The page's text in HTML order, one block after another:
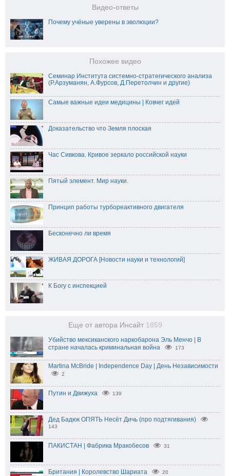
Видео-ответы
Почему учёные уверены в эволюции?
Похожее видео
Семинар Института системно-стратегического анализа
(Р.Арзуманян, А.Фурсов, Д.Перетолчин и другие)
Самые важные идеи медицины | Ковчег идей
Доказательство что Земля плоская
Час Сивкова. Кривое зеркало российской науки
Пятый элемент. Мир науки.
Принцип работы турбореактивного двигателя
Бесконечно ли время
ЖИВАЯ ДОРОГА [Новости науки и технологий]
К Богу с инспекцией
Еще от автора Инсайт 1859
Убийство мексиканского наркобарона Эль Менчо | В
стране началась криминальная война
173
Martina McBride | Independence Day | День Независимости
2
Путин и Движуха 139
Дед Бадюк ОПЯТЬ Несёт Дичь (про подтягивания)
143
ПАКИСТАН | Фабрика Мракобесов 31
Британия | Королевство Шариата 20